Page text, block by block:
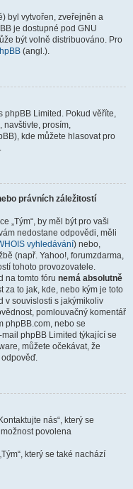
byl vytvořen, zveřejněn a
je dostupné pod GNU
být volně distribuováno. Pro
(angl.).
phpBB Limited. Pokud věříte,
navštivte, prosím,
kde můžete hlasovat pro
právních záležitostí
„Tým“, by měl být pro vaši
nedostane odpovědi, měli
vyhledávání) nebo,
(např. Yahoo!, forumzdarma,
tohoto provozovatele.
na tomto fóru nemá absolutně
za to jak, kde, nebo kým je toto
v souvislosti s jakýmikoliv
pomlouvačný komentář
phpBB.com, nebo se
phpBB Limited týkající se
můžete očekávat, že
nás“, který se
povolena
který se také nachází